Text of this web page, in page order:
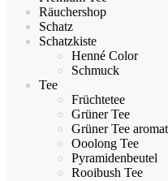
Räuchershop
Schatz
Schatzkiste
Henné Color
Schmuck
Tee
Früchtetee
Grüner Tee
Grüner Tee
Ooolong Tee
Pyramidenbeutel
Rooibush Tee